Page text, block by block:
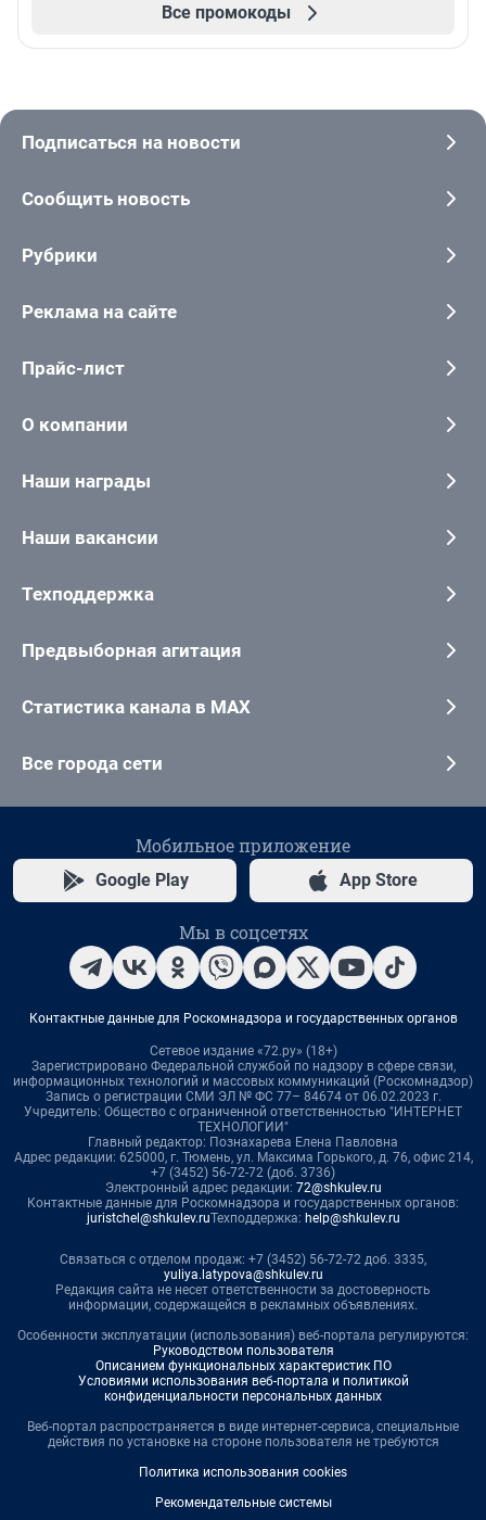
Все промокоды
Подписаться на новости
Сообщить новость
Рубрики
Реклама на сайте
Прайс-лист
О компании
Наши награды
Наши вакансии
Техподдержка
Предвыборная агитация
Статистика канала в MAX
Все города сети
Мобильное приложение
Google Play App Store
Мы в соцсетях
Контактные данные для Роскомнадзора и государственных органов
Сетевое издание «72.ру» (18+)
Зарегистрировано Федеральной службой по надзору в сфере связи,
информационных технологий и массовых коммуникаций (Роскомнадзор)
Запись о регистрации СМИ ЭЛ № ФС 77– 84674 от 06.02.2023 г.
Учредитель: Общество с ограниченной ответственностью "ИНТЕРНЕТ
ТЕХНОЛОГИИ"
Главный редактор: Познахарева Елена Павловна
Адрес редакции: 625000, г. Тюмень, ул. Максима Горького, д. 76, офис 214,
+7 (3452) 56-72-72 (доб. 3736)
Электронный адрес редакции: 72@shkulev.ru
Контактные данные для Роскомнадзора и государственных органов:
juristchel@shkulev.ruТехподдержка: help@shkulev.ru
Связаться с отделом продаж: +7 (3452) 56-72-72 доб. 3335,
yuliya.latypova@shkulev.ru
Редакция сайта не несет ответственности за достоверность
информации, содержащейся в рекламных объявлениях.
Особенности эксплуатации (использования) веб-портала регулируются:
Руководством пользователя
Описанием функциональных характеристик ПО
Условиями использования веб-портала и политикой
конфиденциальности персональных данных
Веб-портал распространяется в виде интернет-сервиса, специальные
действия по установке на стороне пользователя не требуются
Политика использования cookies
Рекомендательные системы